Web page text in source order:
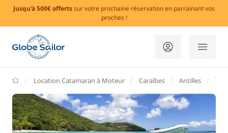
Jusqu'à 500€ offertssur votre prochaine réservation en parrainant vos
proches !
GlobeSailor
Location Catamaran à Moteur Caraïbes Antilles Îles